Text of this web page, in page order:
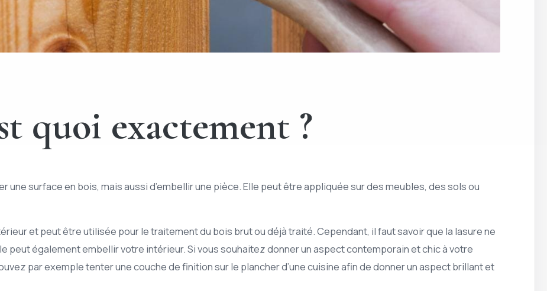
quoi exactement ?
une surface en bois, mais aussi d’embellir une pièce. Elle peut être appliquée sur des meubles, des sols ou
et peut être utilisée pour le traitement du bois brut ou déjà traité. Cependant, il faut savoir que la lasure ne
peut également embellir votre intérieur. Si vous souhaitez donner un aspect contemporain et chic à votre
par exemple tenter une couche de finition sur le plancher d’une cuisine afin de donner un aspect brillant et